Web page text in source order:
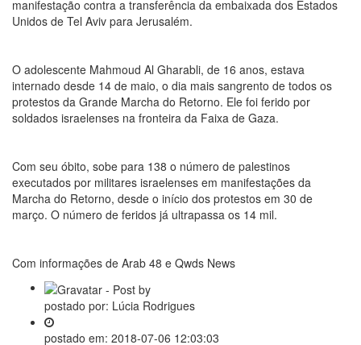
manifestação contra a transferência da embaixada dos Estados
Unidos de Tel Aviv para Jerusalém.
O adolescente Mahmoud Al Gharabli, de 16 anos, estava
internado desde 14 de maio, o dia mais sangrento de todos os
protestos da Grande Marcha do Retorno. Ele foi ferido por
soldados israelenses na fronteira da Faixa de Gaza.
Com seu óbito, sobe para 138 o número de palestinos
executados por militares israelenses em manifestações da
Marcha do Retorno, desde o início dos protestos em 30 de
março. O número de feridos já ultrapassa os 14 mil.
Com informações de Arab 48 e Qwds News
postado por: Lúcia Rodrigues
postado em: 2018-07-06 12:03:03